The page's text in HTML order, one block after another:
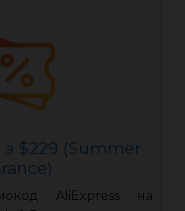
$229 (Summer
AliExpress на